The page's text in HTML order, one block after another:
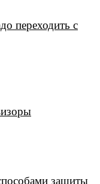
переходить с
защиты